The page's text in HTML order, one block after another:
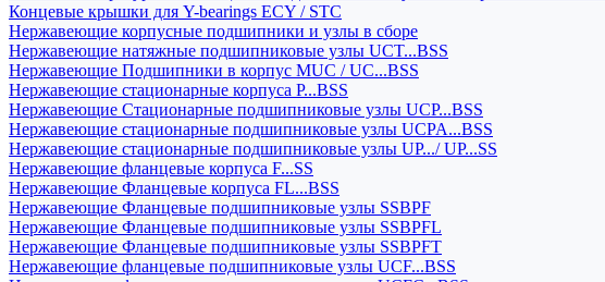
Концевые крышки для Y-bearings ECY / STC
Нержавеющие корпусные подшипники и узлы в сборе
Нержавеющие натяжные подшипниковые узлы UCT...BSS
Нержавеющие Подшипники в корпус MUC / UC...BSS
Нержавеющие стационарные корпуса P...BSS
Нержавеющие Стационарные подшипниковые узлы UCP...BSS
Нержавеющие стационарные подшипниковые узлы UCPA...BSS
Нержавеющие стационарные подшипниковые узлы UP.../ UP...SS
Нержавеющие фланцевые корпуса F...SS
Нержавеющие Фланцевые корпуса FL...BSS
Нержавеющие Фланцевые подшипниковые узлы SSBPF
Нержавеющие Фланцевые подшипниковые узлы SSBPFL
Нержавеющие Фланцевые подшипниковые узлы SSBPFT
Нержавеющие фланцевые подшипниковые узлы UCF...BSS